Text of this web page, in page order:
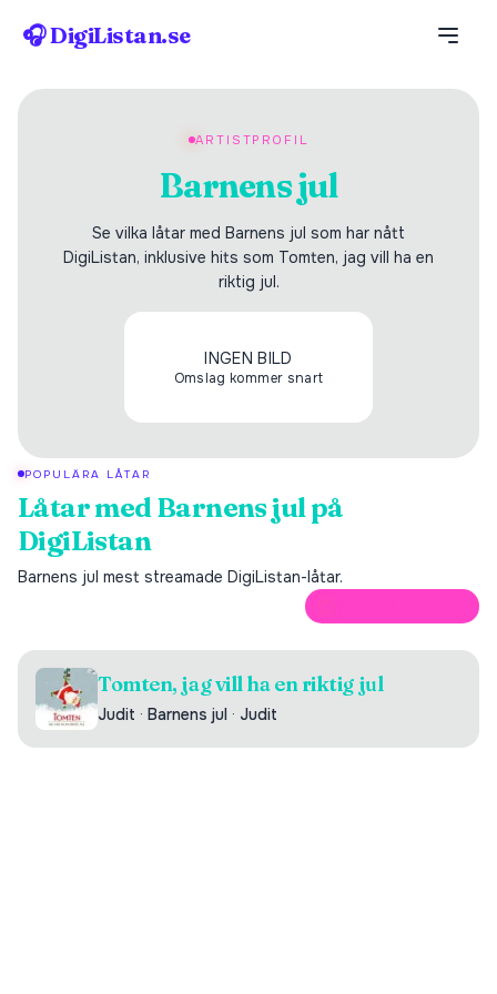
🎧 DigiListan.se
ARTISTPROFIL
Barnens jul
Se vilka låtar med Barnens jul som har nått
DigiListan, inklusive hits som Tomten, jag vill ha en
riktig jul.
INGEN BILD
Omslag kommer snart
POPULÄRA LÅTAR
Låtar medBarnens julpå
DigiListan
Barnens jul mest streamade DigiListan-låtar.
Tomten, jag vill ha en riktig jul
Judit · Barnens jul · Judit